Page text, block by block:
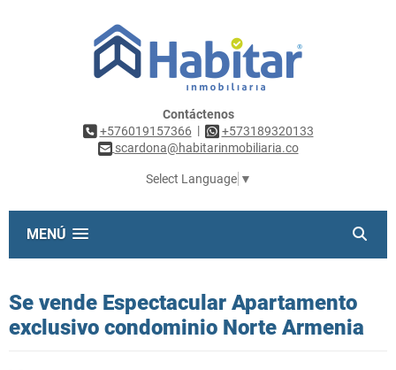
Contáctenos
+576019157366 |
+573189320133
scardona@habitarinmobiliaria.co
Select Language ▼
MENÚ
Se vende Espectacular Apartamento
exclusivo condominio Norte Armenia